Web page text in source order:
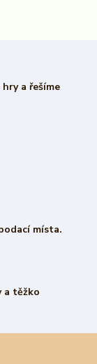
a řešíme
místa.
a těžko